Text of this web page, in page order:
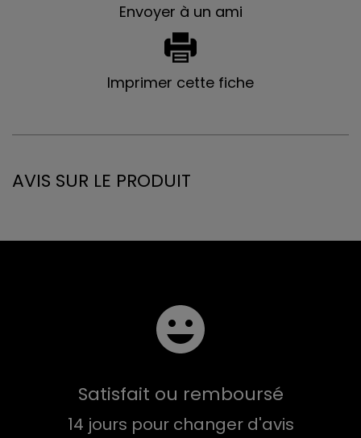
Envoyer à un ami
Imprimer cette fiche
AVIS SUR LE PRODUIT
Satisfait ou remboursé
14 jours pour changer d'avis